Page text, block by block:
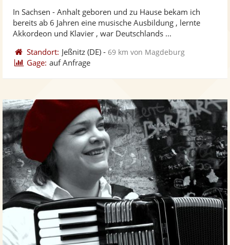
In Sachsen - Anhalt geboren und zu Hause bekam ich
bereits ab 6 Jahren eine musische Ausbildung , lernte
Akkordeon und Klavier , war Deutschlands ...
Standort: Jeßnitz (DE) -69 km von Magdeburg
Gage: auf Anfrage